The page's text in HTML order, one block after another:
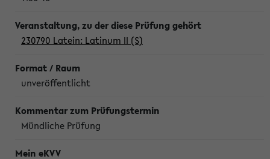
230790 Latein: Latinum II (S)
unveröffentlicht
Mündliche Prüfung